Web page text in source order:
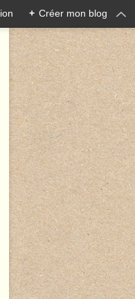
+ Créer mon blog